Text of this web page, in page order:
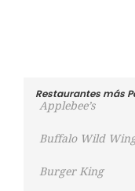
Restaurantes más
Applebee’s
Buffalo Wild
Burger King